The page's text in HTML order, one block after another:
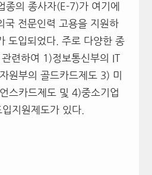
종의 종사자(E-7)가 여기에
국 전문인력 고용을 지원하
도입되었다. 주로 다양한 종
련하여 1)정보통신부의 IT
원부의 골드카드제도 3) 미
스카드제도 및 4)중소기업
지원제도가 있다.